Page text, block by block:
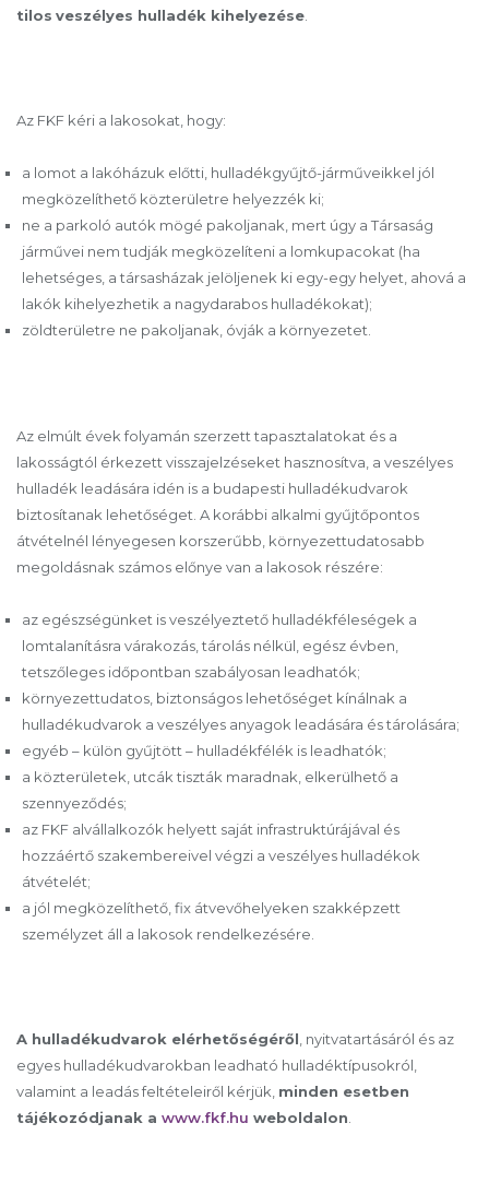
tilos veszélyes hulladék kihelyezése
Az FKF kéri a lakosokat, hogy:
a lomot a lakóházuk előtti, hulladékgyűjtő-járműveikkel jól
megközelíthető közterületre helyezzék ki;
ne a parkoló autók mögé pakoljanak, mert úgy a Társaság
járművei nem tudják megközelíteni a lomkupacokat (ha
lehetséges, a társasházak jelöljenek ki egy-egy helyet, ahová a
lakók kihelyezhetik a nagydarabos hulladékokat);
zöldterületre ne pakoljanak, óvják a környezetet.
Az elmúlt évek folyamán szerzett tapasztalatokat és a
lakosságtól érkezett visszajelzéseket hasznosítva, a veszélyes
hulladék leadására idén is a budapesti hulladékudvarok
biztosítanak lehetőséget. A korábbi alkalmi gyűjtőpontos
átvételnél lényegesen korszerűbb, környezettudatosabb
megoldásnak számos előnye van a lakosok részére:
az egészségünket is veszélyeztető hulladékféleségek a
lomtalanításra várakozás, tárolás nélkül, egész évben,
tetszőleges időpontban szabályosan leadhatók;
környezettudatos, biztonságos lehetőséget kínálnak a
hulladékudvarok a veszélyes anyagok leadására és tárolására;
egyéb – külön gyűjtött – hulladékfélék is leadhatók;
a közterületek, utcák tiszták maradnak, elkerülhető a
szennyeződés;
az FKF alvállalkozók helyett saját infrastruktúrájával és
hozzáértő szakembereivel végzi a veszélyes hulladékok
átvételét;
a jól megközelíthető, fix átvevőhelyeken szakképzett
személyzet áll a lakosok rendelkezésére.
A hulladékudvarok elérhetőségéről , nyitvatartásáról és az
egyes hulladékudvarokban leadható hulladéktípusokról,
valamint a leadás feltételeiről kérjük, minden esetben
tájékozódjanak a www.fkf.hu weboldalon